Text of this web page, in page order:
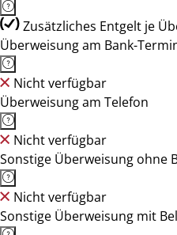
Zusätzliches Entgelt je
Überweisung am Bank-
Nicht verfügbar
Überweisung am Telefon
Nicht verfügbar
Sonstige Überweisung ohne
Nicht verfügbar
Sonstige Überweisung mit